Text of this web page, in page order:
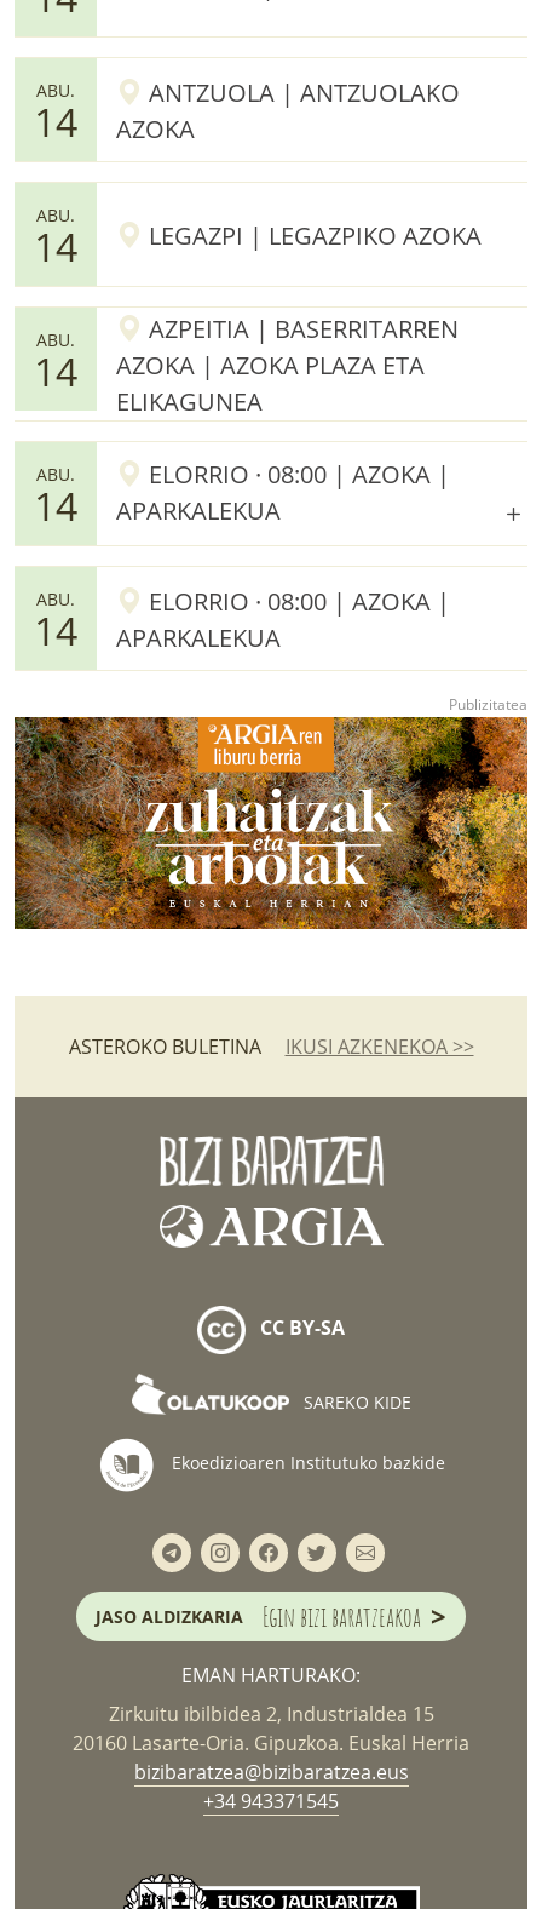
ABU.
14
ANTZUOLA | ANTZUOLAKO
AZOKA
ABU.
14 LEGAZPI | LEGAZPIKO AZOKA
ABU.
14
AZPEITIA | BASERRITARREN
AZOKA | AZOKA PLAZA ETA
ELIKAGUNEA
ABU.
14
ELORRIO · 08:00 | AZOKA |
APARKALEKUA
ABU.
14
ELORRIO · 08:00 | AZOKA |
APARKALEKUA
ASTEROKO BULETINA IKUSI AZKENEKOA >>
CC BY-SA
SAREKO KIDE
Ekoedizioaren Institutuko bazkide
JASO ALDIZKARIA Egin bizi baratzeakoa >
EMAN HARTURAKO:
Zirkuitu ibilbidea 2, Industrialdea 15
20160 Lasarte-Oria. Gipuzkoa. Euskal Herria
bizibaratzea@bizibaratzea.eus
+34 943371545